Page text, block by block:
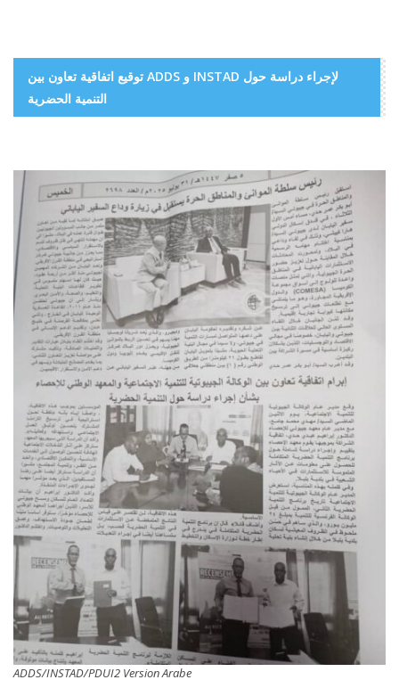
توقيع اتفاقية تعاون بين ADDS و INSTAD لإجراء دراسة حول
التنمية الحضرية
ADDS/INSTAD/PDUI2 Version Arabe